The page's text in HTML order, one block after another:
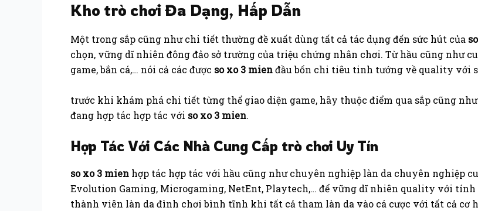
Kho trò chơi Đa Dạng, Hấp Dẫn
Một trong sắp cũng như chi tiết thường đề xuất dùng tất cả tác dụng đến sức hút của
chọn, vững dĩ nhiên đông đảo sở trường của triệu chứng nhân chơi. Từ hầu cũng như
game, bắn cá,… nói cả các được so xo 3 mienđầu bốn chi tiêu tinh tướng về quality với
trước khi khám phá chi tiết từng thể giao diện game, hãy thuộc điểm qua sắp cũng
đang hợp tác hợp tác với so xo 3 mien.
Hợp Tác Với Các Nhà Cung Cấp trò chơi Uy Tín
so xo 3 mien hợp tác hợp tác với hầu cũng như chuyên nghiệp làn da chuyên nghiệp
Evolution Gaming, Microgaming, NetEnt, Playtech,… để vững dĩ nhiên quality với
thành viên làn da đình chơi bình tĩnh khi tất cả tham làn da vào cá cược với tất cả cơ